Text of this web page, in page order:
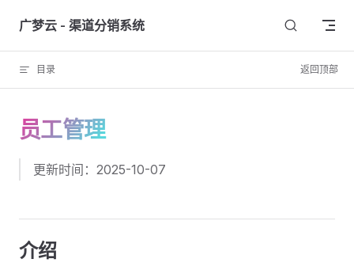
Skip to content
广梦云 - 渠道分销系统
目录 返回顶部
员工管理
更新时间：2025-10-07
介绍